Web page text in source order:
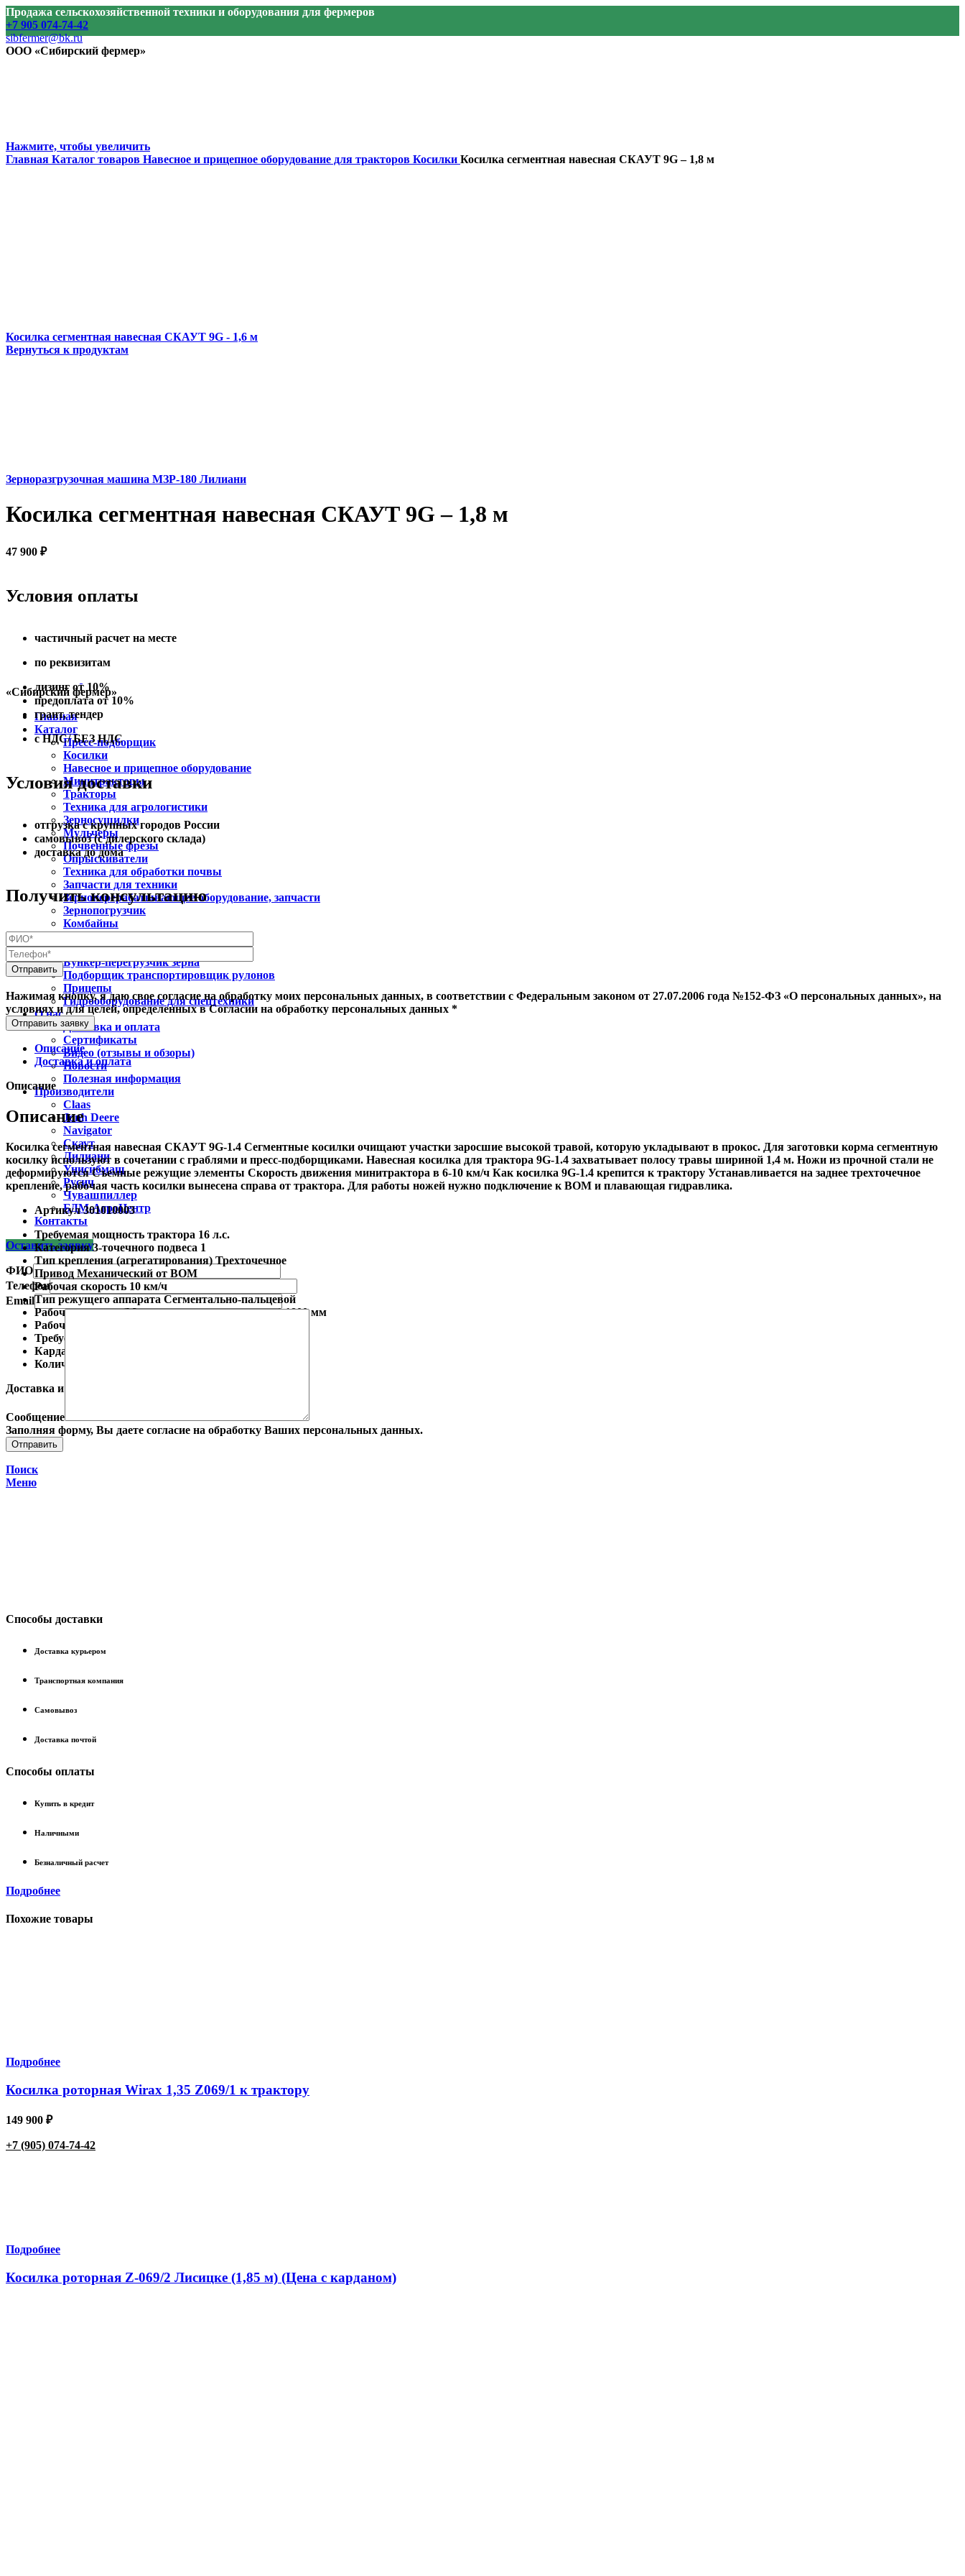
Продажа сельскохозяйственной техники и оборудования для фермеров
+7 905 074-74-42
sibfermer@bk.ru
ООО «Сибирский фермер»
«Сибирский фермер»
Главная
Каталог
Пресс-подборщик
Косилки
Навесное и прицепное оборудование
Минитракторы
Тракторы
Техника для агрологистики
Зерносушилки
Мульчеры
Почвенные фрезы
Опрыскиватели
Техника для обработки почвы
Запчасти для техники
Зерноперерабатывающее оборудование, запчасти
Зернопогрузчик
Комбайны
Упаковщики рулонов
Мотоблок
Бункер-перегрузчик зерна
Подборщик транспортировщик рулонов
Прицепы
Гидрооборудование для спецтехники
О нас
Доставка и оплата
Сертификаты
Видео (отзывы и обзоры)
Новости
Полезная информация
Производители
Claas
Jonh Deere
Navigator
Скаут
Лилиани
Унисибмаш
Русич
Чувашпиллер
БДМ-АгроЦентр
Контакты
Оставить заявку
ФИО
Телефон
Email
Сообщение
Заполняя форму, Вы даете согласие на обработку Ваших персональных данных.
Поиск
Меню
+7 (905) 074-74-42
Нажмите, чтобы увеличить
Главная Каталог товаров Навесное и прицепное оборудование для тракторов Косилки Косилка сегментная навесная СКАУТ 9G – 1,8 м
Косилка сегментная навесная СКАУТ 9G - 1,6 м
Вернуться к продуктам
Зерноразгрузочная машина МЗР-180 Лилиани
Косилка сегментная навесная СКАУТ 9G – 1,8 м
47 900 ₽
Условия оплаты
частичный расчет на месте
по реквизитам
лизинг от 10%
предоплата от 10%
грант, тендер
с НДС/ БЕЗ НДС
Условия доставки
отгрузка с крупных городов России
самовывоз (с дилерского склада)
доставка до дома
Получить консультацию
Нажимая кнопку, я даю свое согласие на обработку моих персональных данных, в соответствии с Федеральным законом от 27.07.2006 года №152-ФЗ «О персональных данных», на
условиях и для целей, определенных в Согласии на обработку персональных данных *
Отправить заявку
Описание
Доставка и оплата
Описание
Описание
Косилка сегментная навесная СКАУТ 9G-1.4 Сегментные косилки очищают участки заросшие высокой травой, которую укладывают в прокос. Для заготовки корма сегментную
косилку используют в сочетании с граблями и пресс-подборщиками. Навесная косилка для трактора 9G-1.4 захватывает полосу травы шириной 1,4 м. Ножи из прочной стали не
деформируются Съемные режущие элементы Скорость движения минитрактора в 6-10 км/ч Как косилка 9G-1.4 крепится к трактору Устанавливается на заднее трехточечное
крепление, рабочая часть косилки вынесена справа от трактора. Для работы ножей нужно подключение к ВОМ и плавающая гидравлика.
Артикул 301010003
Требуемая мощность трактора 16 л.с.
Категория 3-точечного подвеса 1
Тип крепления (агрегатирования) Трехточечное
Привод Механический от ВОМ
Рабочая скорость 10 км/ч
Тип режущего аппарата Cегментально-пальцевой
Рабочая ширина(Максимальная ширина среза) 1800 мм
Рабочая высота(Максимальная высота среза) 80 мм
Требуемая скорость вращения ВОМ 540 об/мин
Карданный вал в комплекте
Количество шлицов привода 6 шт
Доставка и оплата
Способы доставки
Доставка курьером
Транспортная компания
Самовывоз
Доставка почтой
Способы оплаты
Купить в кредит
Наличными
Безналичный расчет
Подробнее
Похожие товары
Подробнее
Косилка роторная Wirax 1,35 Z069/1 к трактору
149 900 ₽
Подробнее
Косилка роторная Z-069/2 Лисицке (1,85 м) (Цена с карданом)